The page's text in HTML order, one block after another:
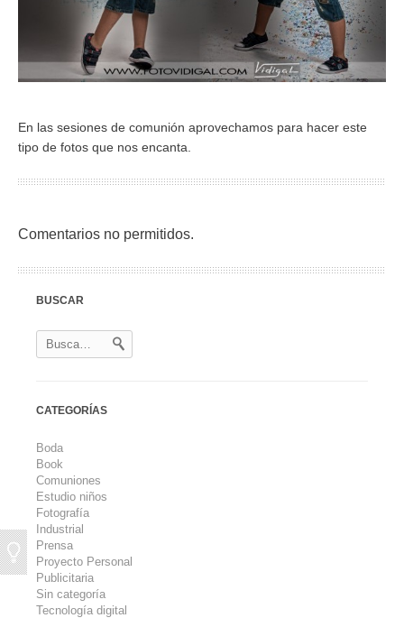
En las sesiones de comunión aprovechamos para hacer este
tipo de fotos que nos encanta.
Comentarios no permitidos.
BUSCAR
CATEGORÍAS
Boda
Book
Comuniones
Estudio niños
Fotografía
Industrial
Prensa
Proyecto Personal
Publicitaria
Sin categoría
Tecnología digital